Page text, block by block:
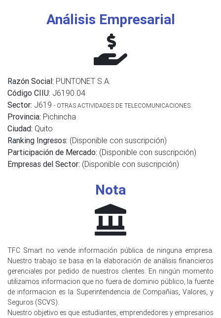
Análisis Empresarial
Razón Social: PUNTONET S.A.
Código CIIU: J6190.04
Sector: J619 - OTRAS ACTIVIDADES DE TELECOMUNICACIONES.
Provincia: Pichincha
Ciudad: Quito
Ranking Ingresos: (Disponible con suscripción)
Participación de Mercado: (Disponible con suscripción)
Empresas del Sector: (Disponible con suscripción)
Nota
TFC Smart no vende información pública de ninguna empresa.
Nuestro trabajo se basa en la elaboración de análisis financieros
gerenciales por pedido de nuestros clientes. En ningún momento
utilizamos informacion que no fuera de dominio público, la fuente
de informacion es la Superintendencia de Compañias, Valores, y
Seguros (SCVS).
Nuestro objetivo es que estudiantes, emprendedores y empresarios